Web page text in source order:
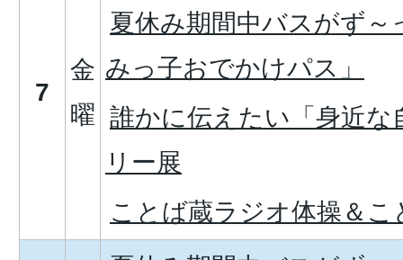
7
金
曜
夏休み期間中バスがず～
みっ子おでかけパス」
誰かに伝えたい「身近
リー展
ことば蔵ラジオ体操＆こ